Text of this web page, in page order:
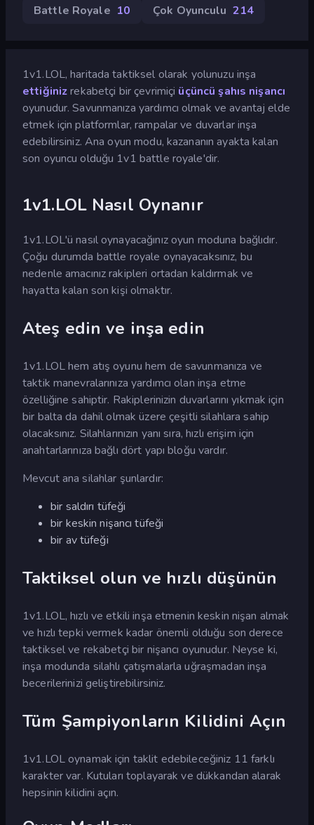
Battle Royale 10 Çok Oyunculu 214
1v1.LOL, haritada taktiksel olarak yolunuzu inşa
ettiğinizrekabetçi bir çevrimiçi üçüncü şahıs nişancı
oyunudur. Savunmanıza yardımcı olmak ve avantaj elde
etmek için platformlar, rampalar ve duvarlar inşa
edebilirsiniz. Ana oyun modu, kazananın ayakta kalan
son oyuncu olduğu 1v1 battle royale'dir.
1v1.LOL Nasıl Oynanır
1v1.LOL'ü nasıl oynayacağınız oyun moduna bağlıdır.
Çoğu durumda battle royale oynayacaksınız, bu
nedenle amacınız rakipleri ortadan kaldırmak ve
hayatta kalan son kişi olmaktır.
Ateş edin ve inşa edin
1v1.LOL hem atış oyunu hem de savunmanıza ve
taktik manevralarınıza yardımcı olan inşa etme
özelliğine sahiptir. Rakiplerinizin duvarlarını yıkmak için
bir balta da dahil olmak üzere çeşitli silahlara sahip
olacaksınız. Silahlarınızın yanı sıra, hızlı erişim için
anahtarlarınıza bağlı dört yapı bloğu vardır.
Mevcut ana silahlar şunlardır:
bir saldırı tüfeği
bir keskin nişancı tüfeği
bir av tüfeği
Taktiksel olun ve hızlı düşünün
1v1.LOL, hızlı ve etkili inşa etmenin keskin nişan almak
ve hızlı tepki vermek kadar önemli olduğu son derece
taktiksel ve rekabetçi bir nişancı oyunudur. Neyse ki,
inşa modunda silahlı çatışmalarla uğraşmadan inşa
becerilerinizi geliştirebilirsiniz.
Tüm Şampiyonların Kilidini Açın
1v1.LOL oynamak için taklit edebileceğiniz 11 farklı
karakter var. Kutuları toplayarak ve dükkandan alarak
hepsinin kilidini açın.